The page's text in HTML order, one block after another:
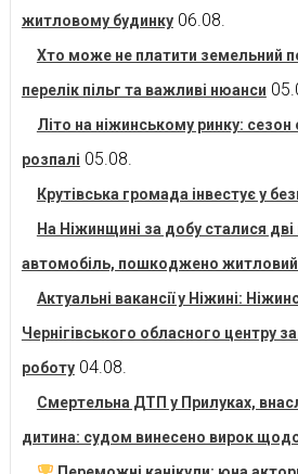
житловому будинку 06.08.
Хто може не платити земельний
перелік пільг та важливі нюанси
Літо на ніжинському ринку: сезон
розпалі 05.08.
Крутівська громада інвестує у
На Ніжинщині за добу сталися
автомобіль, пошкоджено
Актуальні вакансії у Ніжині:
Чернігівського обласного центру
роботу 04.08.
Смертельна ДТП у Прилуках,
дитина: судом винесено вирок щодо